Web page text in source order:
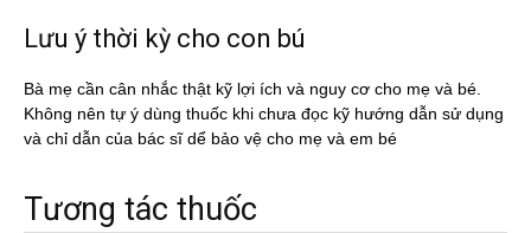
Lưu ý thời kỳ cho con bú
Bà mẹ cần cân nhắc thật kỹ lợi ích và nguy cơ cho mẹ và bé.
Không nên tự ý dùng thuốc khi chưa đọc kỹ hướng dẫn sử dụng
và chỉ dẫn của bác sĩ dể bảo vệ cho mẹ và em bé
Tương tác thuốc